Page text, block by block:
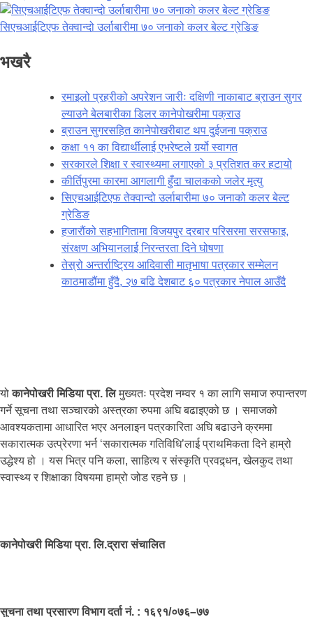
सिएचआईटिएफ तेक्वान्दो उर्लाबारीमा ७० जनाको कलर बेल्ट ग्रेडिङ
भखरै
रमाइलो प्रहरीको अपरेशन जारीः दक्षिणी नाकाबाट ब्राउन सुगर
ल्याउने बेलबारीका डिलर कानेपोखरीमा पक्राउ
ब्राउन सुगरसहित कानेपोखरीबाट थप दुईजना पक्राउ
कक्षा ११ का विद्यार्थीलाई एभरेष्टले गर्र्यो स्वागत
सरकारले शिक्षा र स्वास्थ्यमा लगाएको ३ प्रतिशत कर हटायो
कीर्तिपुरमा कारमा आगलागी हुँदा चालकको जलेर मृत्यु
सिएचआईटिएफ तेक्वान्दो उर्लाबारीमा ७० जनाको कलर बेल्ट
ग्रेडिङ
हजारौंको सहभागितामा विजयपुर दरबार परिसरमा सरसफाइ,
संरक्षण अभियानलाई निरन्तरता दिने घोषणा
तेस्रो अन्तर्राष्ट्रिय आदिवासी मातृभाषा पत्रकार सम्मेलन
काठमाडौंमा हुँदै, २७ बढि देशबाट ६० पत्रकार नेपाल आउँदै
योकानेपोखरी मिडिया प्रा. लिमुख्यतः प्रदेश नम्वर १ का लागि समाज रुपान्तरण
गर्ने सूचना तथा सञ्चारको अस्त्रका रुपमा अघि बढाइएको छ । समाजको
आवश्यकतामा आधारित भएर अनलाइन पत्रकारिता अघि बढाउने क्रममा
सकारात्मक उत्प्रेरणा भर्न ‘सकारात्मक गतिविधि’लाई प्राथमिकता दिने हाम्रो
उद्धेश्य हो । यस भित्र पनि कला, साहित्य र संस्कृति प्रवद्र्धन, खेलकुद तथा
स्वास्थ्य र शिक्षाका विषयमा हाम्रो जोड रहने छ ।
कानेपोखरी मिडिया प्रा. लि.द्रारा संचालित
सुचना तथा प्रसारण विभाग दर्ता नं. : १६९१/०७६–७७